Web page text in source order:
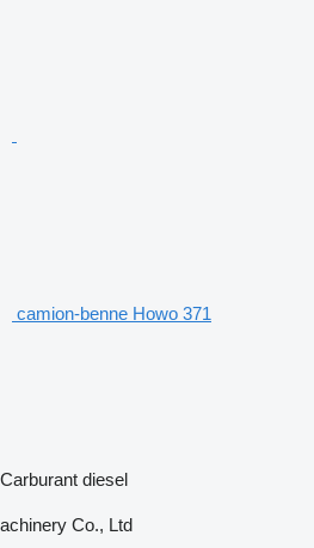
camion-benne Howo 371
Carburant diesel
Co., Ltd